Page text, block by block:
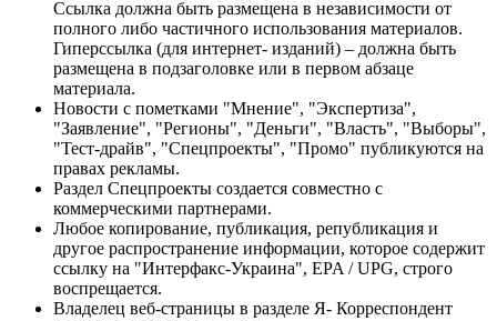
Ссылка должна быть размещена в независимости от
полного либо частичного использования материалов.
Гиперссылка (для интернет- изданий) – должна быть
размещена в подзаголовке или в первом абзаце
материала.
Новости с пометками "Мнение", "Экспертиза",
"Заявление", "Регионы", "Деньги", "Власть", "Выборы",
"Тест-драйв", "Спецпроекты", "Промо" публикуются на
правах рекламы.
Раздел Спецпроекты создается совместно с
коммерческими партнерами.
Любое копирование, публикация, републикация и
другое распространение информации, которое содержит
ссылку на "Интерфакс-Украина", EPA / UPG, строго
воспрещается.
Владелец веб-страницы в разделе Я- Корреспондент